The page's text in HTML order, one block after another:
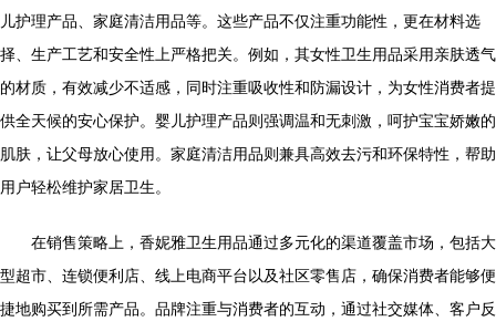
儿护理产品、家庭清洁用品等。这些产品不仅注重功能性，更在材料选
择、生产工艺和安全性上严格把关。例如，其女性卫生用品采用亲肤透气
的材质，有效减少不适感，同时注重吸收性和防漏设计，为女性消费者提
供全天候的安心保护。婴儿护理产品则强调温和无刺激，呵护宝宝娇嫩的
肌肤，让父母放心使用。家庭清洁用品则兼具高效去污和环保特性，帮助
用户轻松维护家居卫生。
在销售策略上，香妮雅卫生用品通过多元化的渠道覆盖市场，包括大
型超市、连锁便利店、线上电商平台以及社区零售店，确保消费者能够便
捷地购买到所需产品。品牌注重与消费者的互动，通过社交媒体、客户反